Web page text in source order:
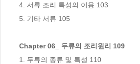
4. 서류 조리 특성의 이용 103
5. 기타 서류 105
Chapter 06_ 두류의 조리원리 109
1. 두류의 종류 및 특성 110